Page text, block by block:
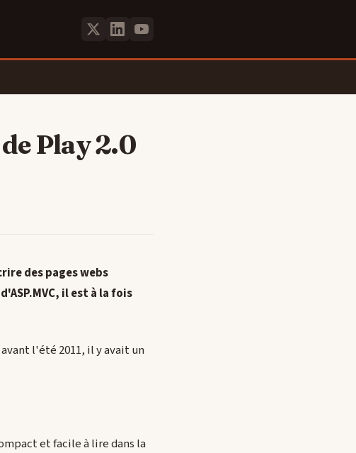
Play 2.0
des pages webs
il est à la fois
l'été 2011, il y avait un
et facile à lire dans la